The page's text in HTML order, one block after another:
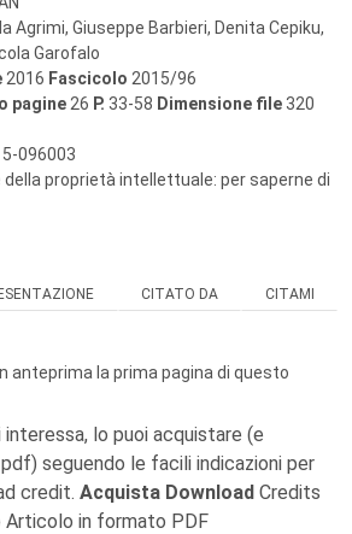
Agrimi, Giuseppe Barbieri, Denita Cepiku,
Garofalo
2016 Fascicolo 2015/96
pagine 26 P. 33-58 Dimensione file 320
096003
della proprietà intellettuale: per saperne di
CITATO DA CITAMI
anteprima la prima pagina di questo
lo puoi acquistare (e
seguendo le facili indicazioni per
credit. Acquista Download Credits
in formato PDF